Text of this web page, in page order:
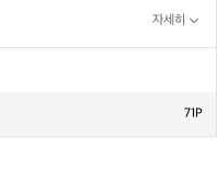
자세히
71P